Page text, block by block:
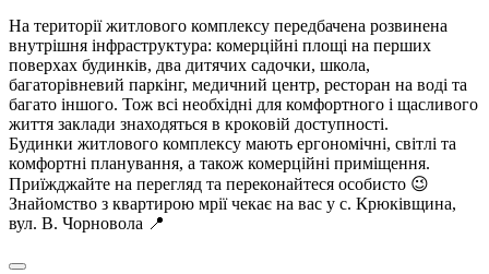
На території житлового комплексу передбачена розвинена
внутрішня інфраструктура: комерційні площі на перших
поверхах будинків, два дитячих садочки, школа,
багаторівневий паркінг, медичний центр, ресторан на воді та
багато іншого. Тож всі необхідні для комфортного і щасливого
життя заклади знаходяться в кроковій доступності.
Будинки житлового комплексу мають ергономічні, світлі та
комфортні планування, а також комерційні приміщення.
Приїжджайте на перегляд та переконайтеся особисто 😉
Знайомство з квартирою мрії чекає на вас у с. Крюківщина,
вул. В. Чорновола 📍